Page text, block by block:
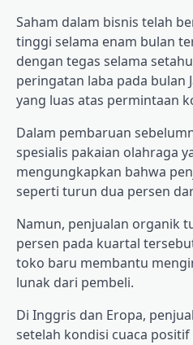
Saham dalam bisnis telah
tinggi selama enam bulan
dengan tegas selama
peringatan laba pada bulan
yang luas atas permintaan
Dalam pembaruan
spesialis pakaian olahraga
mengungkapkan bahwa
seperti turun dua persen
Namun, penjualan organik
persen pada kuartal
toko baru membantu
lunak dari pembeli.
Di Inggris dan Eropa,
setelah kondisi cuaca